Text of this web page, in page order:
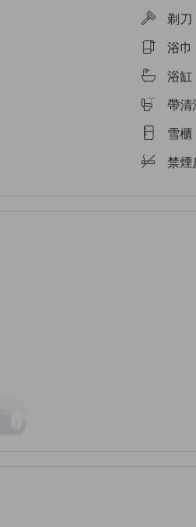
剃刀
浴巾
浴缸
帶清
雪櫃
禁煙